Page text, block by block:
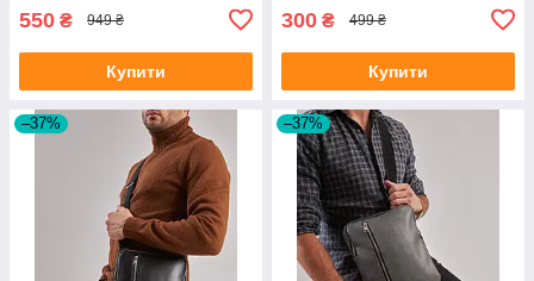
550 ₴ 949 ₴
Купити
300 ₴ 499 ₴
Купити
–37% –37%